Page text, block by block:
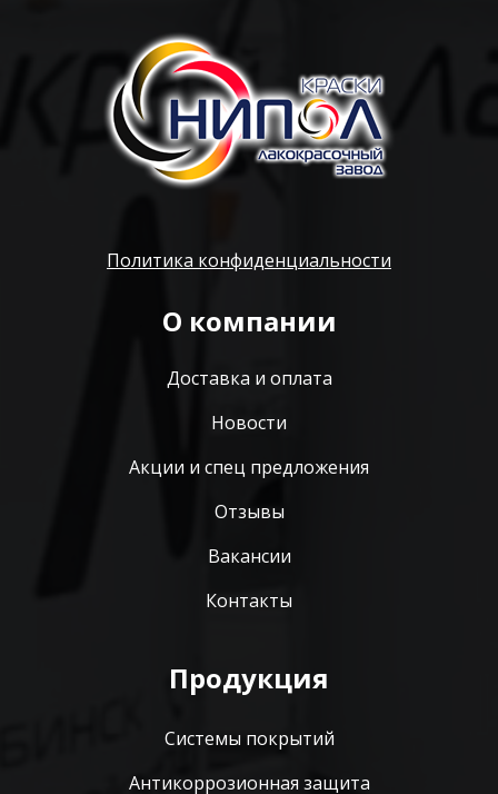
Политика конфиденциальности
О компании
Доставка и оплата
Новости
Акции и спец предложения
Отзывы
Вакансии
Контакты
Продукция
Системы покрытий
Антикоррозионная защита